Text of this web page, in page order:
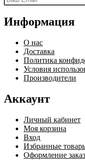
Информация
О нас
Доставка
Политика
Условия
Производители
Аккаунт
Личный кабинет
Моя корзина
Вход
Избранные
Оформление